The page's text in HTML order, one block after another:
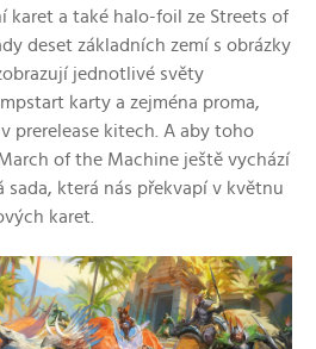
karet a také halo-foil ze Streets of
deset základních zemí s obrázky
jednotlivé světy
karty a zejména proma,
prerelease kitech. A aby toho
of the Machine ještě vychází
sada, která nás překvapí v květnu
karet.